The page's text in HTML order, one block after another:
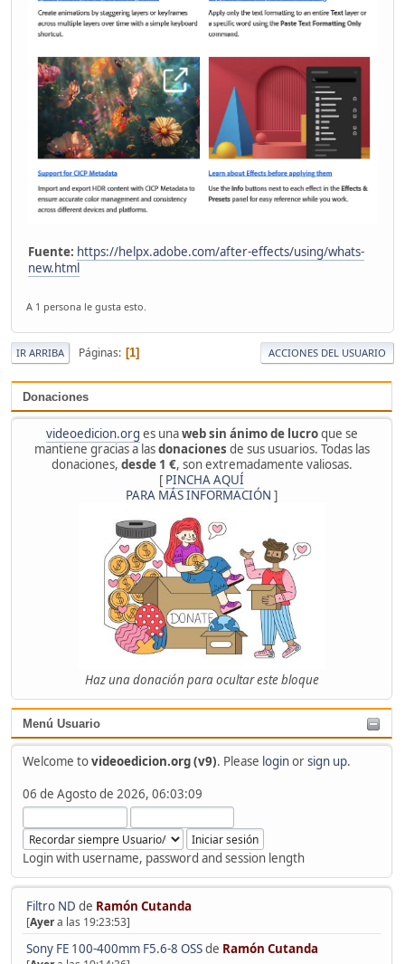
Donaciones
videoedicion.org es unaweb sin ánimo de lucroque se
mantiene gracias a lasdonaciones de sus usuarios. Todas las
donaciones, desde 1 €, son extremadamente valiosas.
[ PINCHA AQUÍ
PARA MÁS INFORMACIÓN ]
Haz una donación para ocultar este bloque
Menú Usuario
Welcome tovideoedicion.org (v9). Please loginorsign up.
06 de Agosto de 2026, 06:03:09
Login with username, password and session length
Filtro ND de Ramón Cutanda
[Ayera las 19:23:53]
Sony FE 100-400mm F5.6-8 OSSde Ramón Cutanda
Fuente: https://helpx.adobe.com/after-effects/using/whats-
new.html
A 1 persona le gusta esto.
IR ARRIBA Páginas 1 ACCIONES DEL USUARIO